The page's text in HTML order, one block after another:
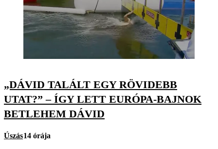
„DÁVID TALÁLT EGY RÖVIDEBB
UTAT?” – ÍGY LETT EURÓPA-BAJNOK
BETLEHEM DÁVID
Úszás14 órája